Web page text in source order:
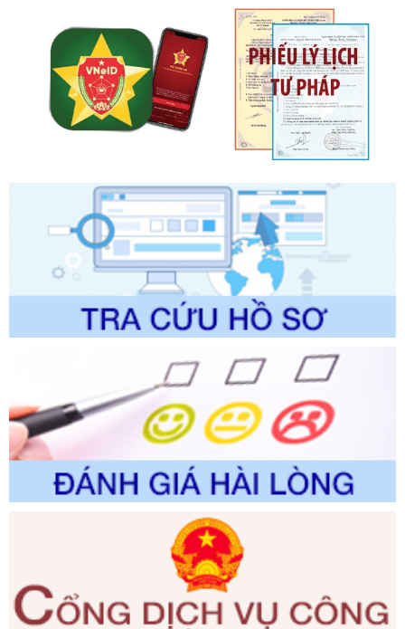
Số kí hiệu:2303/QĐ-UBND
Tên: Quyết định công bố Danh mục thủ tục hành chính mới
ban hành, được sửa đổi, bổ sung, bị bãi bỏ và phê duyệt
Quy trình nội bộ, quy trình điện tử giải quyết thủ tục hành
chính trong một số lĩnh vực thuộc phạm vi chức năng quản
lý của Sở Văn hóa, Thể tha
Tên: Quyết định công bố Danh mục thủ tục hành chính
được sửa đổi, bổ sung và phê duyệt Quy trình nội bộ, quy
trình điện tử giải quyết thủ tục hành chính trong lĩnh vực Du
lịch thuộc phạm vi chức năng quản lý của Sở Văn hóa, Thể
thao và Du lịch
Ngày ban hành: 01/06/2026
Số kí hiệu:2310/QĐ-UBND
Tên: Về việc công bố Danh mục thủ tục hành chính sửa
đổi, bổ sung và phê duyệt Quy trình nội bộ, quy trình điện tử
trong giải quyết thủtục hành chính lĩnh vực biến đổi khí hậu
thuộc phạm vi giải quyết của Sở Nông nghiệp và Môi
trường
Ngày ban hành: 01/06/2026
Số kí hiệu:2300/QĐ-UBND
Tên: V/v công bố danh mục thủ tục hành chính được sửa
đổi, bổ sung và phê duyệt quy trình nội bộ, quy trình điện tử
giải quyết thủ tục hành chính trong lĩnh vực Luật sư thuộc
phạm vi chức năng quản lý của Sở Tư pháp
Ngày ban hành: 01/06/2026
Số kí hiệu:
351/2025/NĐ-CP
Tên: Nghị định số 351/2025/NĐ-CP của Chính phủ: Quy
định chuẩn nghèo đa chiều quốc gia giai đoạn 2026 - 2030